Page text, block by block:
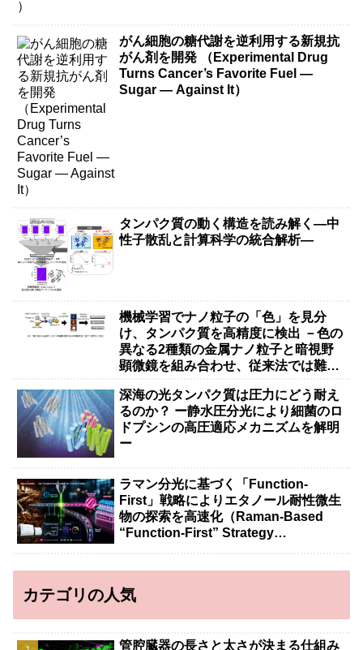
がん細胞の糖代謝を逆利用する新規抗
がん剤を開発 （Experimental Drug
Turns Cancer’s Favorite Fuel —
Sugar — Against It）
タンパク質の動く構造を読み解く―中
性子散乱と計算科学の統合解析―
機械学習でナノ粒子の「色」を見分
け、タンパク質を高精度に検出 －色の
異なる2種類の金属ナノ粒子と暗視野
顕微鏡を組み合わせ、従来法では難し
子の検出を実現－
深海の光タンパク質は圧力にどう耐え
るのか？ ー静水圧分光により細菌のロ
ドプシンの高圧適応メカニズムを解明
ー
ラマン分光に基づく「Function-
First」戦略によりエタノール耐性微生
物の探索を高速化（Raman-Based
“Function-First” Strategy
カテゴリの人気
管腔臓器の長さと太さが決まる仕組み